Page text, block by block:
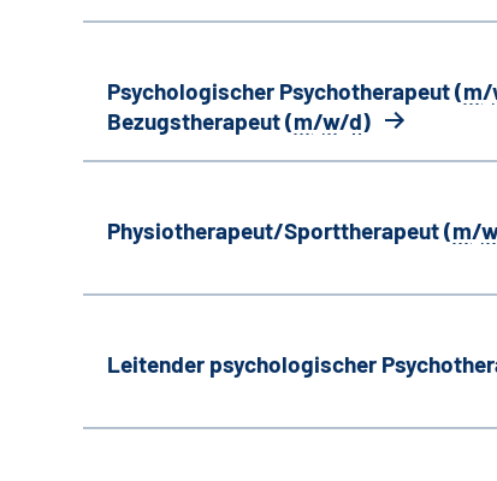
Psychologischer Psychotherapeut (m/
Bezugstherapeut (m/w/d)
Physiotherapeut/Sporttherapeut (m/w
Leitender psychologischer